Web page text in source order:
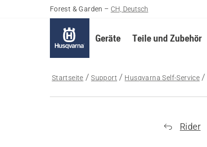
Forest & Garden – CH, Deutsch
Geräte Teile und Zubehör
Startseite Support Husqvarna Self-Service
Rider